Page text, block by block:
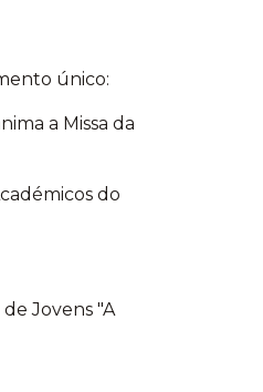
único:
a Missa da
do
Jovens "A